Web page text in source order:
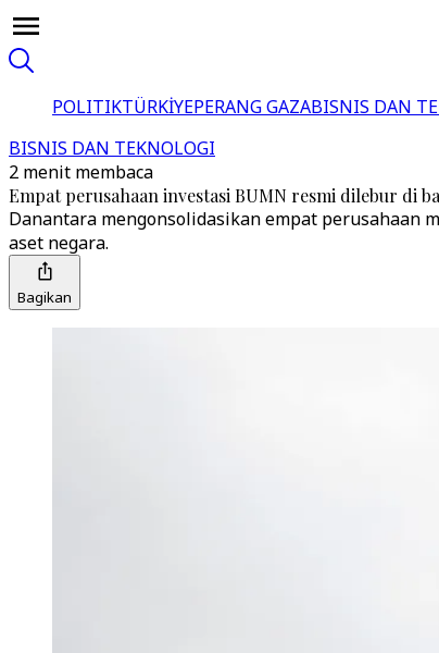
POLITIKTÜRKİYEPERANG GAZABISNIS DAN
BISNIS DAN TEKNOLOGI
2 menit membaca
Empat perusahaan investasi BUMN resmi dilebur di
Danantara mengonsolidasikan empat perusahaan
aset negara.
Bagikan